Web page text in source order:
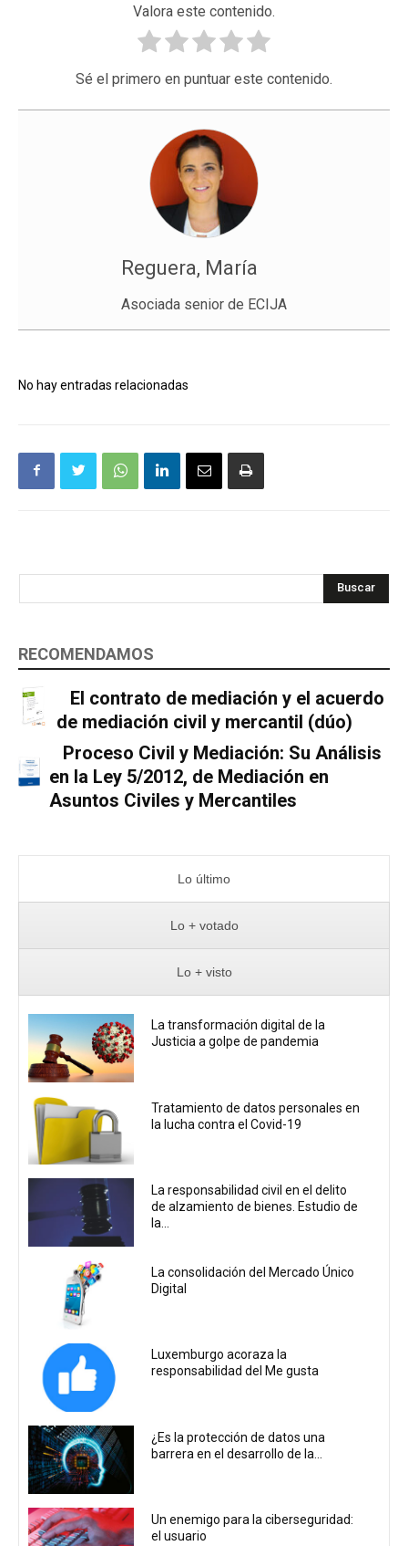
Valora este contenido.
Sé el primero en puntuar este contenido.
Reguera, María
Asociada senior de ECIJA
No hay entradas relacionadas
Buscar
RECOMENDAMOS
El contrato de mediación y el acuerdo
de mediación civil y mercantil (dúo)
Proceso Civil y Mediación: Su Análisis
en la Ley 5/2012, de Mediación en
Asuntos Civiles y Mercantiles
Lo último
Lo + votado
Lo + visto
La transformación digital de la
Justicia a golpe de pandemia
Tratamiento de datos personales en
la lucha contra el Covid-19
La responsabilidad civil en el delito
de alzamiento de bienes. Estudio de
la...
La consolidación del Mercado Único
Digital
Luxemburgo acoraza la
responsabilidad del Me gusta
¿Es la protección de datos una
barrera en el desarrollo de la...
Un enemigo para la ciberseguridad:
el usuario